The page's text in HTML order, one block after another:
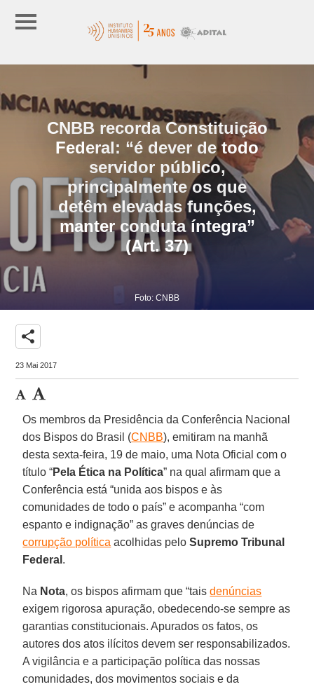
CNBB recorda Constituição
Federal: “é dever de todo
servidor público,
principalmente os que
detêm elevadas funções,
manter conduta íntegra”
(Art. 37)
Foto: CNBB
share
23 Mai 2017
Os membros da Presidência da Conferência Nacional
dos Bispos do Brasil (CNBB), emitiram na manhã
desta sexta-feira, 19 de maio, uma Nota Oficial com o
título “Pela Ética na Política” na qual afirmam que a
Conferência está “unida aos bispos e às
comunidades de todo o país” e acompanha “com
espanto e indignação” as graves denúncias de
corrupção política acolhidas peloSupremo Tribunal
Federal .
Na Nota, os bispos afirmam que “taisdenúncias
exigem rigorosa apuração, obedecendo-se sempre as
garantias constitucionais. Apurados os fatos, os
autores dos atos ilícitos devem ser responsabilizados.
A vigilância e a participação política das nossas
comunidades, dos movimentos sociais e da